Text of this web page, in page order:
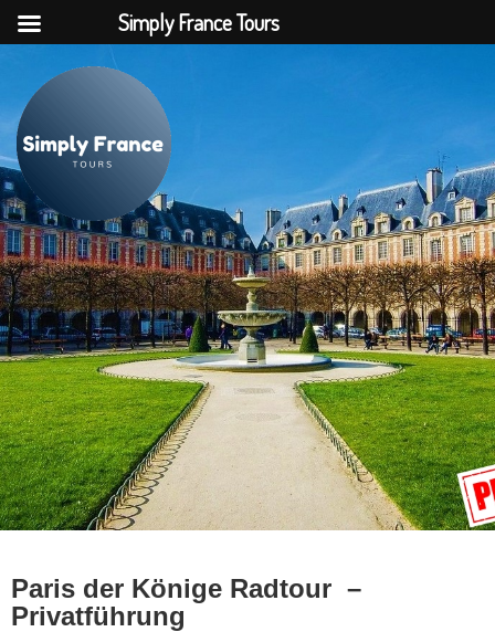
Paris der Könige Radtour –
Privatführung
Simply France Tours